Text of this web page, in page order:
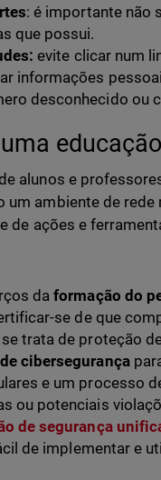
: é importante não
que possui.
evite clicar num
informações
desconhecido ou
alunos e
um ambiente de
de ações e
daformação do
se de que
trata de proteção
cibersegurança
e um processo
ou potenciais
de segurança
de implementar e